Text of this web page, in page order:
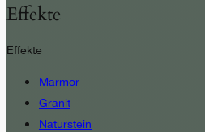
Effekte
Effekte
Marmor
Granit
Naturstein